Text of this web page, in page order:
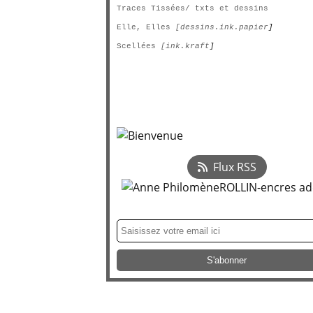
Traces Tissées/ txts et dessins
Elle, Elles [dessins.ink.papier ]
Scellées [ink.kraft ]
Flux RSS